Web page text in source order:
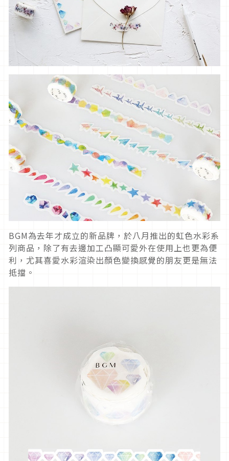
BGM為去年才成立的新品牌，於八月推出的虹色水彩系
列商品，除了有去邊加工凸顯可愛外在使用上也更為便
利，尤其喜愛水彩渲染出顏色變換感覺的朋友更是無法
抵擋。